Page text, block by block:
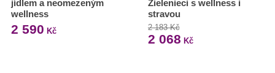
jídlem a neomezeným
wellness
2 590 Kč
Zielenieci s wellness i
stravou
2 183 Kč
2 068 Kč